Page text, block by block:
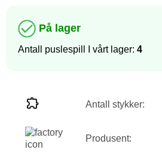
På lager
Antall puslespill I vårt lager: 4
Antall stykker:
Produsent: